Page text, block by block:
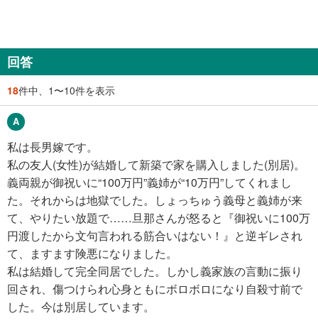
回答
18件中、1〜10件を表示
私は長男嫁です。
私の友人(女性)が結婚して新築で家を購入しました(別居)。
義両親が御祝いに“100万円”義姉が“10万円”してくれまし
た。それからは地獄でした。しょっちゅう義母と義姉が来
て、やりたい放題で……旦那さんが怒ると『御祝いに100万
円渡したから文句言われる筋合いはない！』と逆ギレされ
て、ますます険悪になりました。
私は結婚して完全同居でした。しかし義家族の言動に振り
回され、傷つけられ心身ともにボロボロになり自殺寸前で
した。今は別居しています。